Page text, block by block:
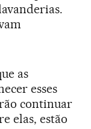
as
esses
continuar
elas, estão